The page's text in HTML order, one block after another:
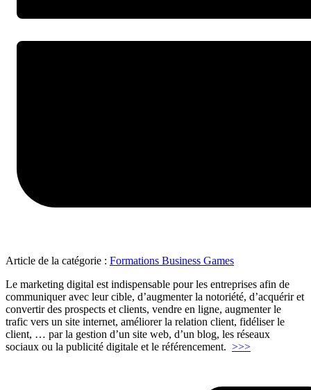
Article de la catégorie : Formations Business Games
Le marketing digital est indispensable pour les entreprises afin de
communiquer avec leur cible, d’augmenter la notoriété, d’acquérir et
convertir des prospects et clients, vendre en ligne, augmenter le
trafic vers un site internet, améliorer la relation client, fidéliser le
client, … par la gestion d’un site web, d’un blog, les réseaux
sociaux ou la publicité digitale et le référencement. >>>"Elaborer